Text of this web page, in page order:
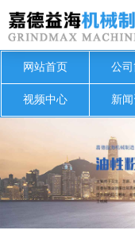
网站首页 公
视频中心 新